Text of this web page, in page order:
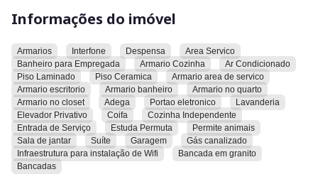
interfone, despensa, área de serviço, banheiro para
laminado, piso de cerâmica, armário na área de serviço,
armário no escritório, armário no banheiro, armário no
quarto, armário no closet, elevador privativo, coifa, cozinha
independente, entrada de serviço, estuda permuta, permite
animais, sala de jantar, suíte, garagem, gás canalizado,
infraestrutura para instalação de wifi, bancada em granito e
bancadas em frases factuais.
O condomínio oferece mezanino, salão de festas,
infraestrutura com energia e rede de água, câmeras de
Informações do imóvel
Armarios Interfone Despensa
Area Servico
Banheiro para Empregada
Armario Cozinha
Ar Condicionado
Piso Laminado
Piso Ceramica
Armario area de servico
Armario escritorio
Armario banheiro
Armario no quarto
Armario no closet
Adega Portao eletronico
Lavanderia
Elevador Privativo
Coifa
Cozinha Independente
Entrada de Serviço
Estuda Permuta
Permite animais
Sala de jantar
Suíte Garagem
Gás canalizado
Infraestrutura para instalação de Wifi
Bancada em granito
Bancadas